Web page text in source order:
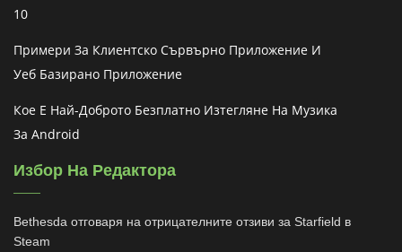
10
Примери За Клиентско Сървърно Приложение И
Уеб Базирано Приложение
Кое Е Най-Доброто Безплатно Изтегляне На Музика
За Android
Избор На Редактора
Bethesda отговаря на отрицателните отзиви за Starfield в
Steam